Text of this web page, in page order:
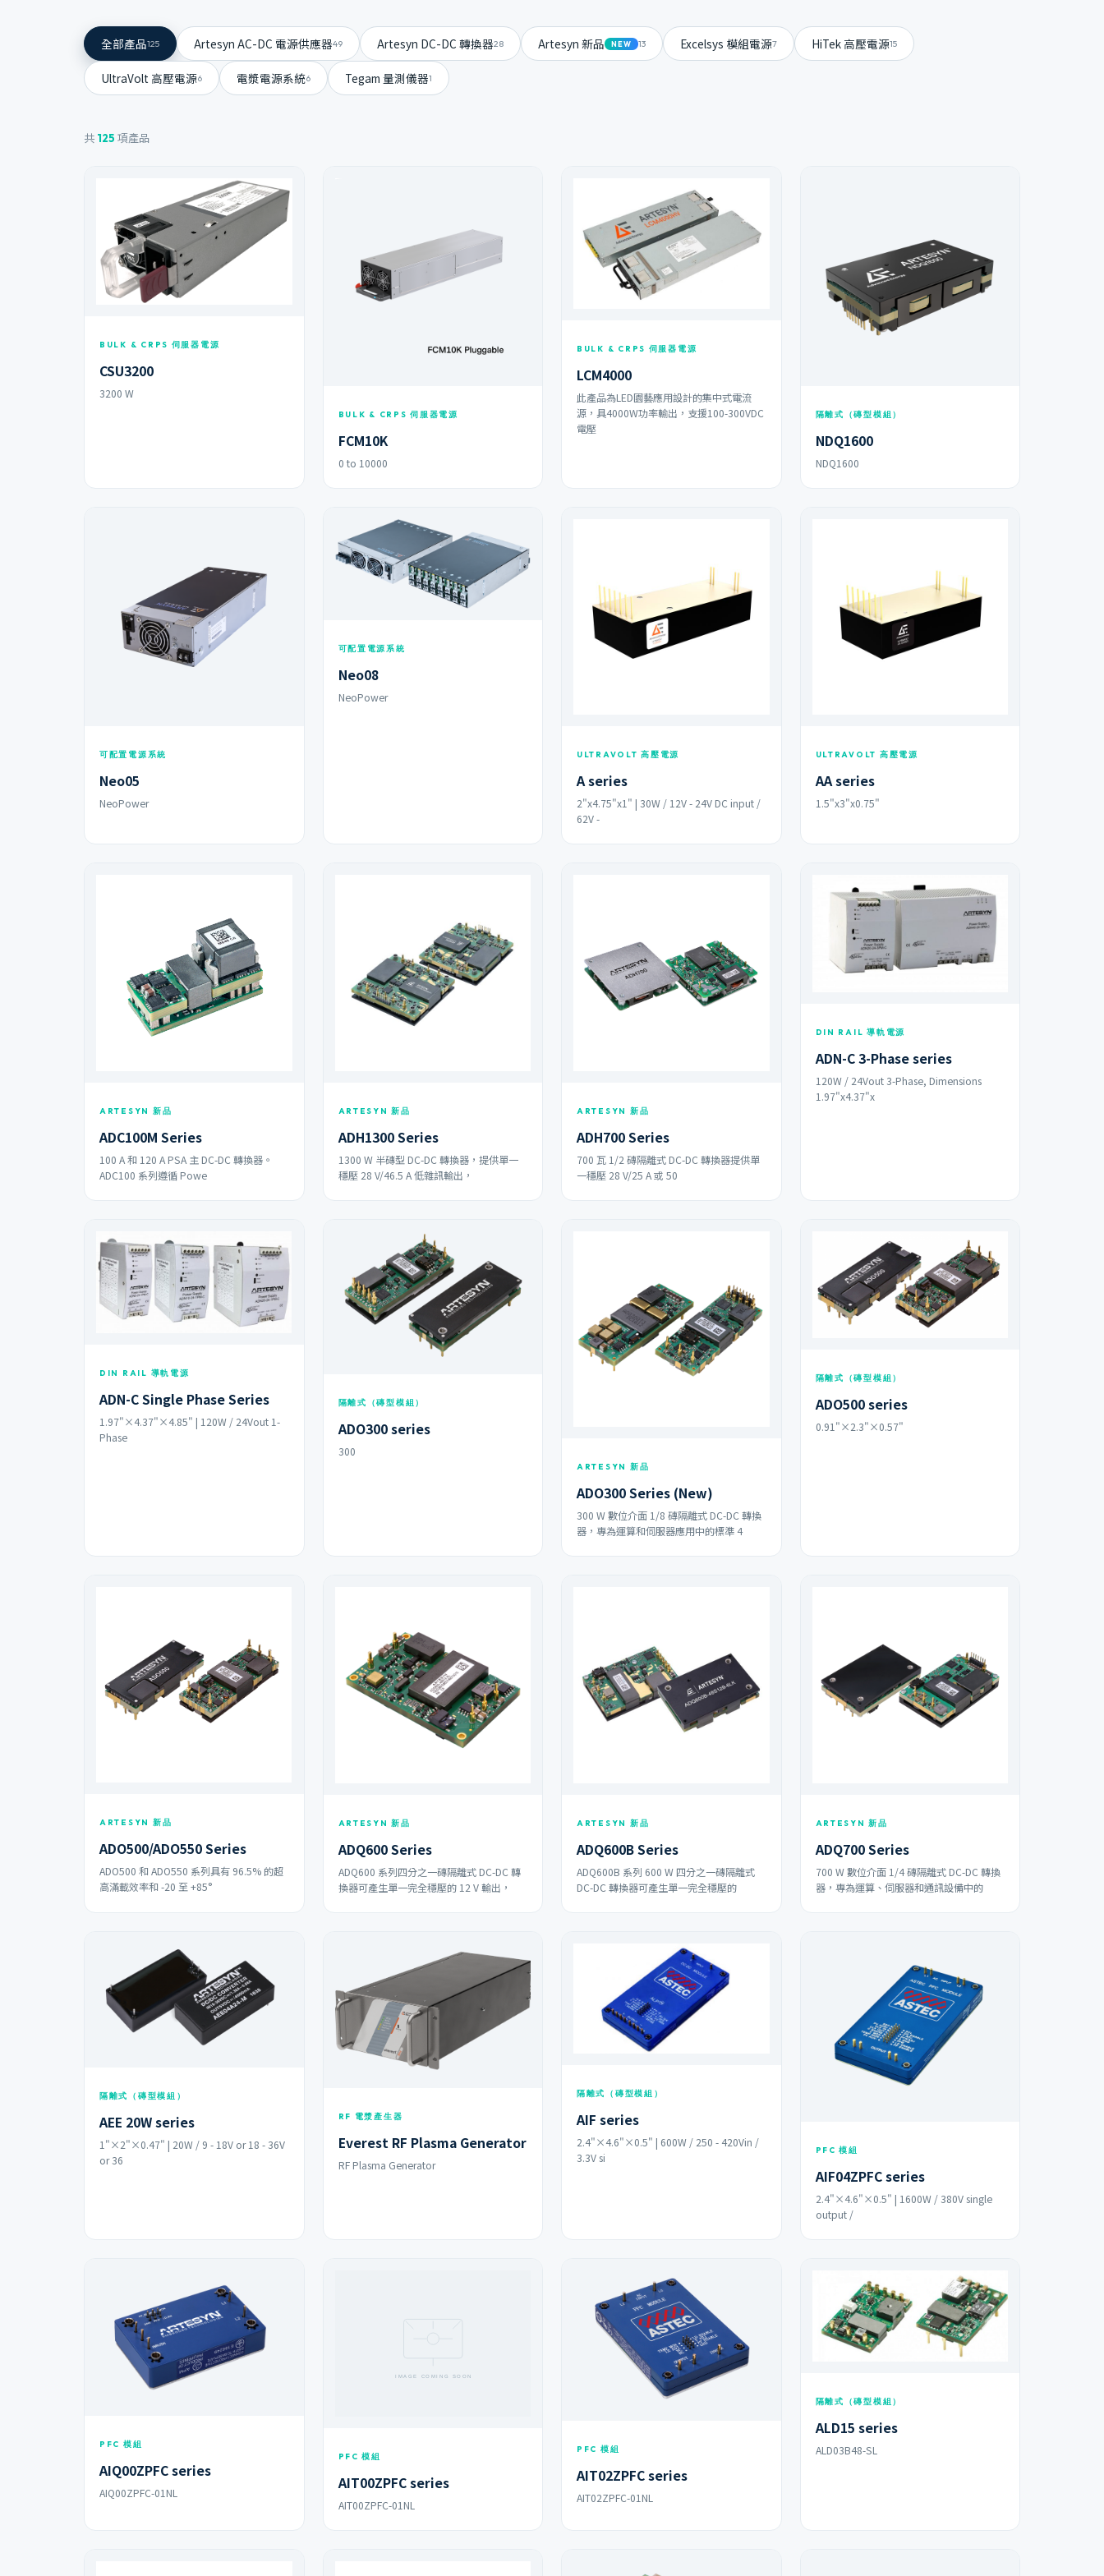
全部產品125 Artesyn AC-DC 電源供應器49 Artesyn DC-DC 轉換器28 Artesyn 新品 NEW 13 Excelsys 模組電源7 HiTek 高壓電源15
UltraVolt 高壓電源6 電漿電源系統6 Tegam 量測儀器1
共 125 項產品
BULK & CRPS 伺服器電源
CSU3200
3200 W
BULK & CRPS 伺服器電源
FCM10K
0 to 10000
BULK & CRPS 伺服器電源
LCM4000
此產品為LED園藝應用設計的集中式電流
源，具4000W功率輸出，支援100-300VDC
電壓
隔離式（磚型模組）
NDQ1600
NDQ1600
可配置電源系統
Neo05
NeoPower
可配置電源系統
Neo08
NeoPower
ULTRAVOLT 高壓電源
A series
2"x4.75"x1" | 30W / 12V - 24V DC input /
62V -
ULTRAVOLT 高壓電源
AA series
1.5"x3"x0.75"
ARTESYN 新品
ADC100M Series
100 A 和 120 A PSA 主 DC-DC 轉換器。
ADC100 系列遵循 Powe
ARTESYN 新品
ADH1300 Series
1300 W 半磚型 DC-DC 轉換器，提供單一
穩壓 28 V/46.5 A 低雜訊輸出，
ARTESYN 新品
ADH700 Series
700 瓦 1/2 磚隔離式 DC-DC 轉換器提供單
一穩壓 28 V/25 A 或 50
DIN RAIL 導軌電源
ADN-C 3-Phase series
120W / 24Vout 3-Phase, Dimensions
1.97"x4.37"x
DIN RAIL 導軌電源
ADN-C Single Phase Series
1.97"×4.37"×4.85" | 120W / 24Vout 1-
Phase
隔離式（磚型模組）
ADO300 series
300
ARTESYN 新品
ADO300 Series (New)
300 W 數位介面 1/8 磚隔離式 DC-DC 轉換
器，專為運算和伺服器應用中的標準 4
隔離式（磚型模組）
ADO500 series
0.91"×2.3"×0.57"
ARTESYN 新品
ADO500/ADO550 Series
ADO500 和 ADO550 系列具有 96.5% 的超
高滿載效率和 -20 至 +85°
ARTESYN 新品
ADQ600 Series
ADQ600 系列四分之一磚隔離式 DC-DC 轉
換器可產生單一完全穩壓的 12 V 輸出，
ARTESYN 新品
ADQ600B Series
ADQ600B 系列 600 W 四分之一磚隔離式
DC-DC 轉換器可產生單一完全穩壓的
ARTESYN 新品
ADQ700 Series
700 W 數位介面 1/4 磚隔離式 DC-DC 轉換
器，專為運算、伺服器和通訊設備中的
隔離式（磚型模組）
AEE 20W series
1"×2"×0.47" | 20W / 9 - 18V or 18 - 36V
or 36
RF 電漿產生器
Everest RF Plasma Generator
RF Plasma Generator
隔離式（磚型模組）
AIF series
2.4"×4.6"×0.5" | 600W / 250 - 420Vin /
3.3V si
PFC 模組
AIF04ZPFC series
2.4"×4.6"×0.5" | 1600W / 380V single
output /
PFC 模組
AIQ00ZPFC series
AIQ00ZPFC-01NL
PFC 模組
AIT00ZPFC series
AIT00ZPFC-01NL
PFC 模組
AIT02ZPFC series
AIT02ZPFC-01NL
隔離式（磚型模組）
ALD15 series
ALD03B48-SL